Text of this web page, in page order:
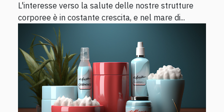
L'interesse verso la salute delle nostre strutture
corporee è in costante crescita, e nel mare di...